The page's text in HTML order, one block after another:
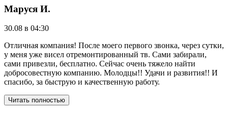
Маруся И.
30.08 в 04:30
Отличная компания! После моего первого звонка, через сутки,
у меня уже висел отремонтированный тв. Сами забирали,
сами привезли, бесплатно. Сейчас очень тяжело найти
добросовестную компанию. Молодцы!! Удачи и развития!! И
спасибо, за быструю и качественную работу.
Читать полностью